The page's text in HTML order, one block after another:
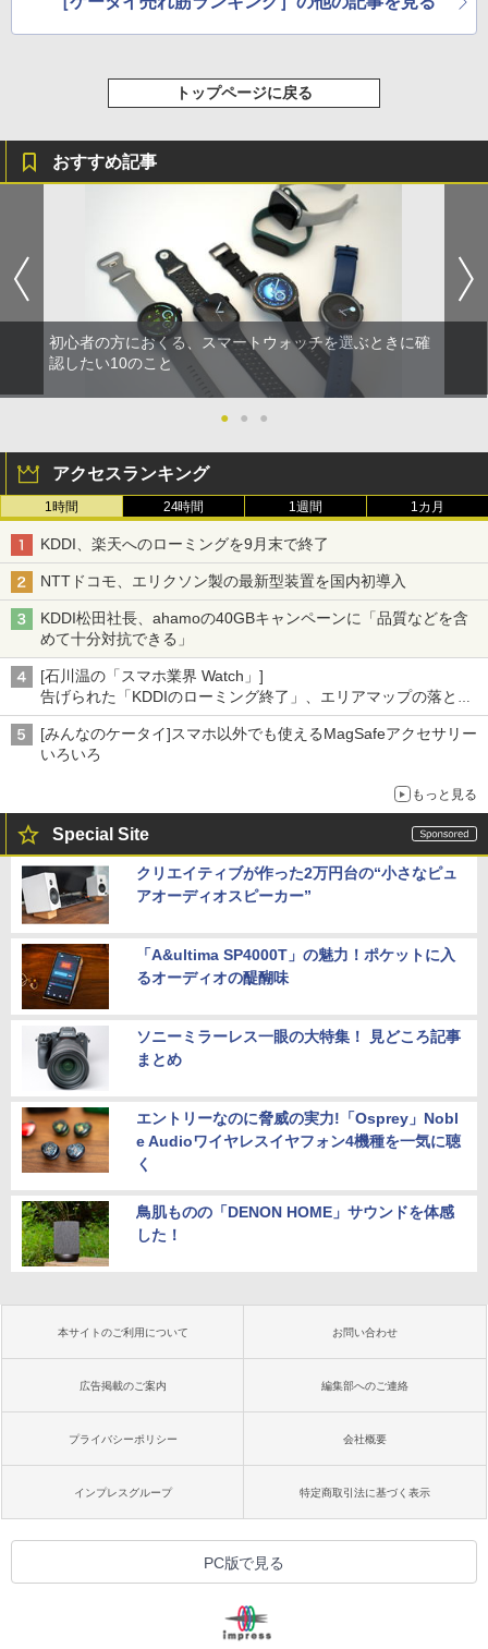
トップページに戻る
おすすめ記事
初心者の方におくる、スマートウォッチを選ぶときに確
認したい10のこと
● ● ●
アクセスランキング
1時間 24時間 1週間 1カ月
KDDI、楽天へのローミングを9月末で終了
NTTドコモ、エリクソン製の最新型装置を国内初導入
KDDI松田社長、ahamoの40GBキャンペーンに「品質などを含
めて十分対抗できる」
[石川温の「スマホ業界 Watch」]
告げられた「KDDIのローミング終了」、エリアマップの落とし
穴と楽天モバイルの課題
[みんなのケータイ]スマホ以外でも使えるMagSafeアクセサリー
いろいろ
もっと見る
Special Site
クリエイティブが作った2万円台の“小さなピュ
アオーディオスピーカー”
「A&ultima SP4000T」の魅力！ポケットに入
るオーディオの醍醐味
ソニーミラーレス一眼の大特集！ 見どころ記事
まとめ
エントリーなのに脅威の実力!「Osprey」Nobl
e Audioワイヤレスイヤフォン4機種を一気に聴
く
鳥肌ものの「DENON HOME」サウンドを体感
した！
本サイトのご利用について お問い合わせ
広告掲載のご案内 編集部へのご連絡
プライバシーポリシー 会社概要
インプレスグループ 特定商取引法に基づく表示
PC版で見る